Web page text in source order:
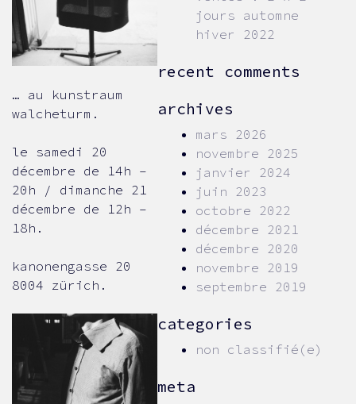
… au kunstraum
walcheturm.
le samedi 20
décembre de 14h –
20h / dimanche 21
décembre de 12h –
18h.
kanonengasse 20
8004 zürich.
jours automne
hiver 2022
recent comments
archives
mars 2026
novembre 2025
janvier 2024
juin 2023
octobre 2022
décembre 2021
décembre 2020
novembre 2019
septembre 2019
categories
non classifié(e)
meta